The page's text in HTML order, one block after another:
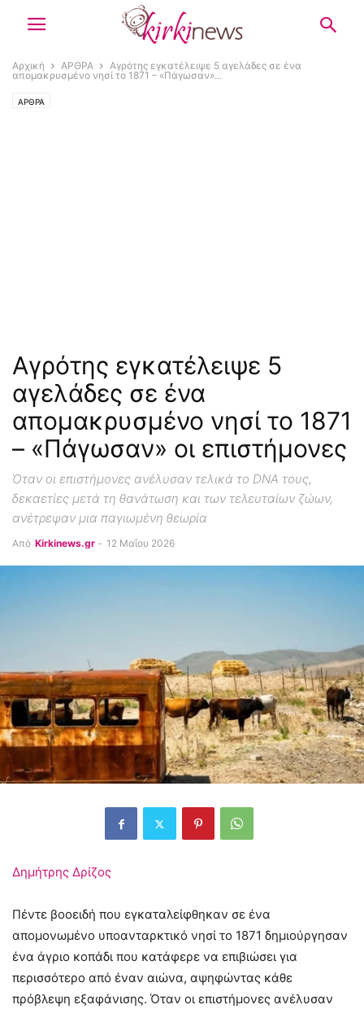
Αρχική ΑΡΘΡΑ
Αγρότης εγκατέλειψε 5 αγελάδες σε ένα
απομακρυσμένο νησί το 1871 – «Πάγωσαν»...
ΑΡΘΡΑ
Αγρότης εγκατέλειψε 5
αγελάδες σε ένα
απομακρυσμένο νησί το 1871
– «Πάγωσαν» οι επιστήμονες
Όταν οι επιστήμονες ανέλυσαν τελικά το DNA τους,
δεκαετίες μετά τη θανάτωση και των τελευταίων ζώων,
ανέτρεψαν μια παγιωμένη θεωρία
Από Kirkinews.gr - 12 Μαΐου 2026
Δημήτρης Δρίζος
Πέντε βοοειδή που εγκαταλείφθηκαν σε ένα
απομονωμένο υποανταρκτικό νησί το 1871 δημιούργησαν
ένα άγριο κοπάδι που κατάφερε να επιβιώσει για
περισσότερο από έναν αιώνα, αψηφώντας κάθε
πρόβλεψη εξαφάνισης. Όταν οι επιστήμονες ανέλυσαν